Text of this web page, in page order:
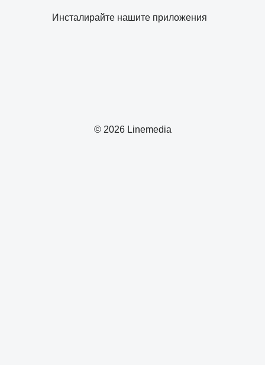
© 2026 Linemedia
Инсталирайте нашите приложения